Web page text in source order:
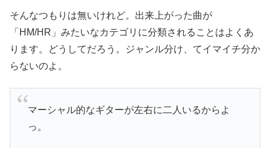
そんなつもりは無いけれど。出来上がった曲が
「HM/HR」みたいなカテゴリに分類されることはよくあ
ります。どうしてだろう。ジャンル分け、てイマイチ分か
らないのよ。
マーシャル的なギターが左右に二人いるからよ
っ。